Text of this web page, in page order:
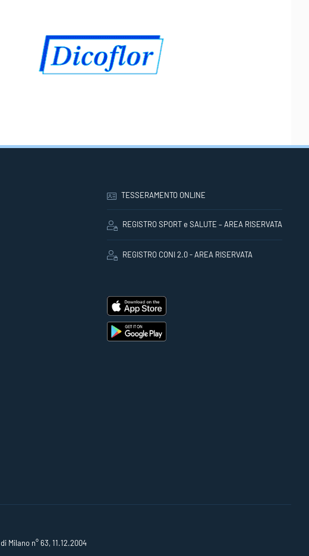
TESSERAMENTO ONLINE
REGISTRO SPORT e SALUTE – AREA RISERVATA
REGISTRO CONI 2.0 - AREA RISERVATA
Milano n° 63, 11.12.2004